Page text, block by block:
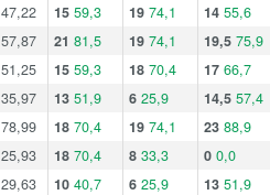
47,22 15 59,3 19 74,1 14 55,6
57,87 21 81,5 19 74,1 19,5 75,9
51,25 15 59,3 18 70,4 17 66,7
35,97 13 51,9 6 25,9 14,5 57,4
78,99 18 70,4 19 74,1 23 88,9
25,93 18 70,4 8 33,3 0 0,0
29,63 10 40,7 6 25,9 13 51,9